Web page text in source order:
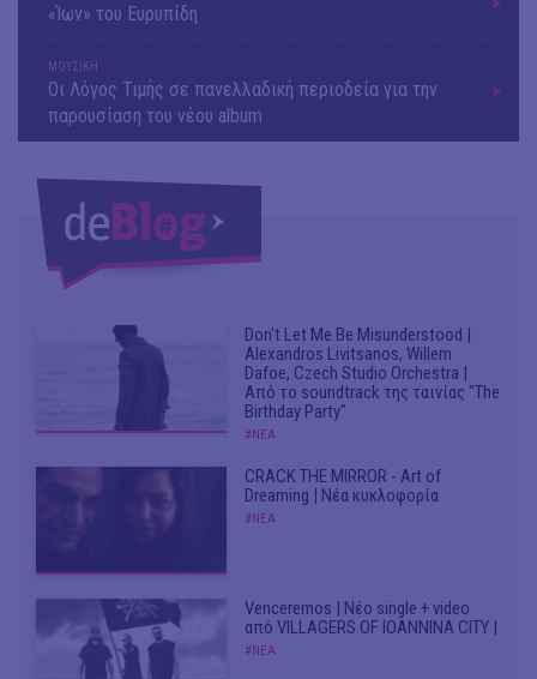
«Ίων» του Ευρυπίδη
ΜΟΥΣΙΚΗ
Οι Λόγος Τιμής σε πανελλαδική περιοδεία για την
παρουσίαση του νέου album
Don't Let Me Be Misunderstood |
Alexandros Livitsanos, Willem
Dafoe, Czech Studio Orchestra |
Από το soundtrack της ταινίας "The
Birthday Party"
#ΝΕΑ
CRACK THE MIRROR - Art of
Dreaming | Νέα κυκλοφορία
#ΝΕΑ
Venceremos | Νέο single + video
από VILLAGERS OF IOANNINA CITY |
#ΝΕΑ